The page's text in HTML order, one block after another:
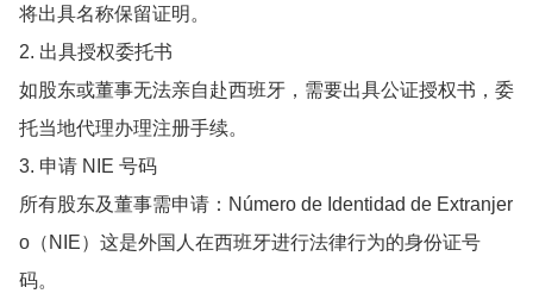
将出具名称保留证明。
2. 出具授权委托书
如股东或董事无法亲自赴西班牙，需要出具公证授权书，委
托当地代理办理注册手续。
3. 申请 NIE 号码
所有股东及董事需申请：Número de Identidad de Extranjer
o（NIE）这是外国人在西班牙进行法律行为的身份证号
码。